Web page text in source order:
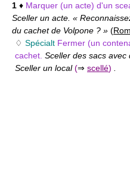
1 ♦ Marquer (un acte) d'un
Sceller un acte. «
du cachet de Volpone ? » (
♢ Spécialt Fermer (un
cachet. Sceller des sacs avec
Sceller un local(⇒ scellé)